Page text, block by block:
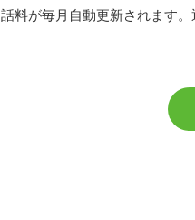
料が毎月自動更新されます